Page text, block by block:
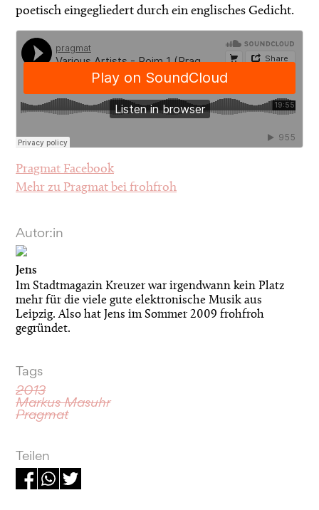
Autor:in
Jens
Im Stadtmagazin Kreuzer war irgendwann kein Platz
mehr für die viele gute elektronische Musik aus
Leipzig. Also hat Jens im Sommer 2009 frohfroh
gegründet.
Tags
2013
Markus Masuhr
Pragmat
Teilen
poetisch eingegliedert durch ein englisches Gedicht.
Pragmat Facebook
Mehr zu Pragmat bei frohfroh